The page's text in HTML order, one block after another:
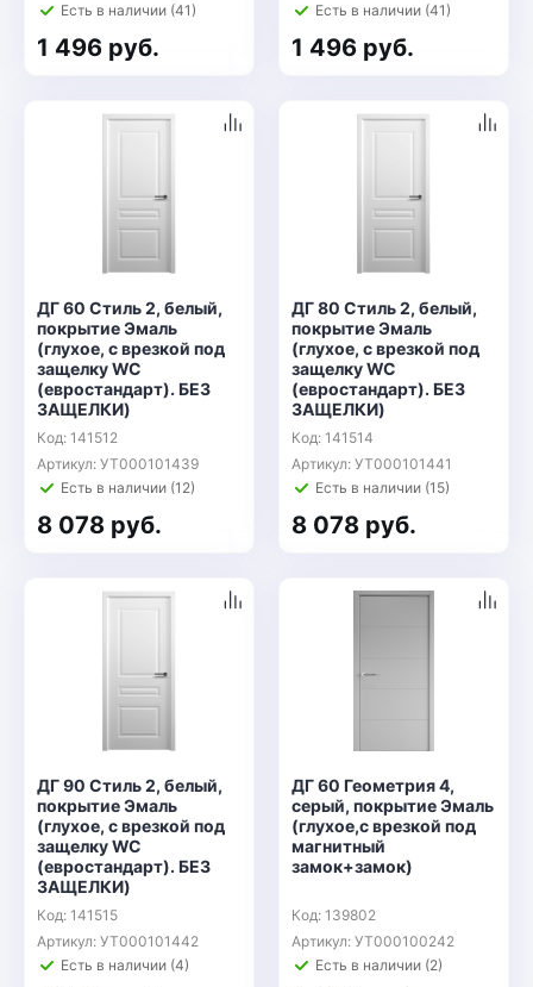
Есть в наличии (41)
1 496 руб.
Есть в наличии (41)
1 496 руб.
ДГ 60 Стиль 2, белый,
покрытие Эмаль
(глухое, с врезкой под
защелку WC
(евростандарт). БЕЗ
ЗАЩЕЛКИ)
Код: 141512
Артикул: УТ000101439
Есть в наличии (12)
8 078 руб.
ДГ 80 Стиль 2, белый,
покрытие Эмаль
(глухое, с врезкой под
защелку WC
(евростандарт). БЕЗ
ЗАЩЕЛКИ)
Код: 141514
Артикул: УТ000101441
Есть в наличии (15)
8 078 руб.
ДГ 90 Стиль 2, белый,
покрытие Эмаль
(глухое, с врезкой под
защелку WC
(евростандарт). БЕЗ
ЗАЩЕЛКИ)
Код: 141515
Артикул: УТ000101442
Есть в наличии (4)
ДГ 60 Геометрия 4,
серый, покрытие Эмаль
(глухое,с врезкой под
магнитный
замок+замок)
Код: 139802
Артикул: УТ000100242
Есть в наличии (2)